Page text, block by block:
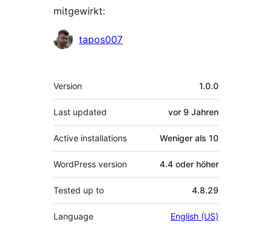
mitgewirkt:
Mitwirkende
tapos007
Meta
Version 1.0.0
Last updated vor 9 Jahren
Active installations Weniger als 10
WordPress version 4.4 oder höher
Tested up to 4.8.29
Language English (US)